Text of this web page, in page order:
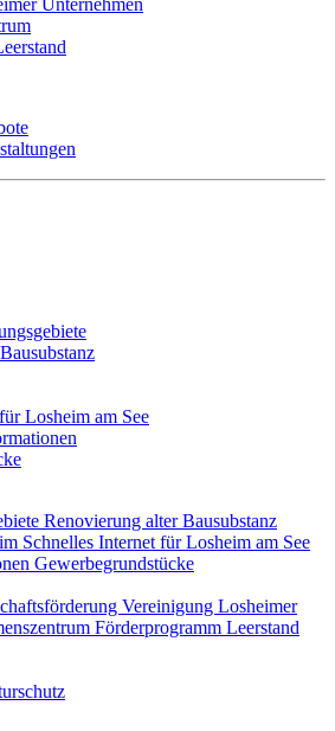
Unternehmen
Losheim am See
Renovierung alter Bausubstanz
Schnelles Internet für Losheim am See
Gewerbegrundstücke
Vereinigung Losheimer
Förderprogramm Leerstand